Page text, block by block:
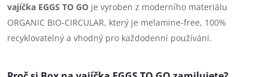
vajíčka EGGS TO GO je vyroben z moderního materiálu
ORGANIC BIO-CIRCULAR, který je melamine-free, 100%
recyklovatelný a vhodný pro každodenní používání.